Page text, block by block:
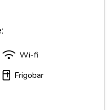
Wi-fi
Frigobar